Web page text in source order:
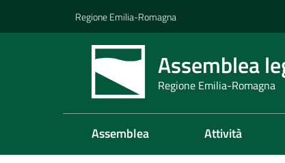
Regione Emilia-Romagna
Assemblea
Regione Emilia-Romagna
Assemblea Attività